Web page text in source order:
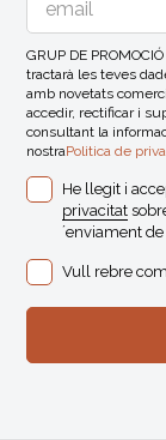
GRUP DE
tractarà les teves
amb novetats
accedir, rectificar i
consultant la
nostraPolitica de
He llegit i
privacitat
´enviament
Vull rebre